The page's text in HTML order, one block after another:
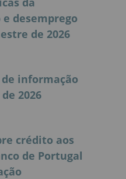
desemprego
de 2026
informação
2026
crédito aos
de Portugal